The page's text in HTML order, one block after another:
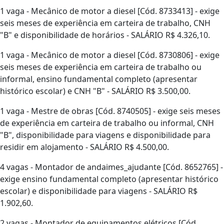
1 vaga - Mecânico de motor a diesel [Cód. 8733413] - exige
seis meses de experiência em carteira de trabalho, CNH
"B" e disponibilidade de horários - SALÁRIO R$ 4.326,10.
1 vaga - Mecânico de motor a diesel [Cód. 8730806] - exige
seis meses de experiência em carteira de trabalho ou
informal, ensino fundamental completo (apresentar
histórico escolar) e CNH "B" - SALÁRIO R$ 3.500,00.
1 vaga - Mestre de obras [Cód. 8740505] - exige seis meses
de experiência em carteira de trabalho ou informal, CNH
"B", disponibilidade para viagens e disponibilidade para
residir em alojamento - SALÁRIO R$ 4.500,00.
4 vagas - Montador de andaimes_ajudante [Cód. 8652765] -
exige ensino fundamental completo (apresentar histórico
escolar) e disponibilidade para viagens - SALÁRIO R$
1.902,60.